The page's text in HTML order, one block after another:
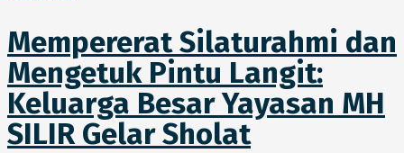
Mempererat Silaturahmi dan
Mengetuk Pintu Langit:
Keluarga Besar Yayasan MH
SILIR Gelar Sholat